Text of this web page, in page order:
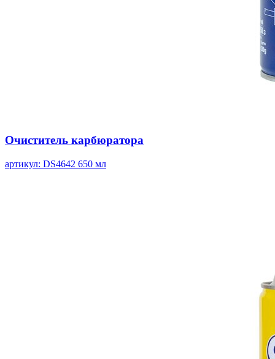
Очиститель карбюратора
артикул: DS4642 650 мл